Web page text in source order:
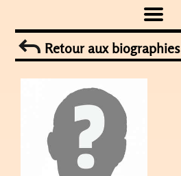
to
contentRetour aux biographies